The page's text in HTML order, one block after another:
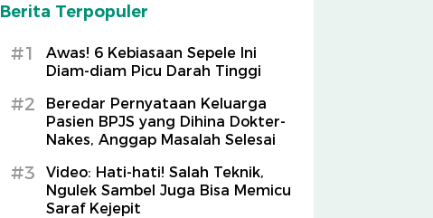
Berita Terpopuler
#1
Awas! 6 Kebiasaan Sepele Ini
Diam-diam Picu Darah Tinggi
#2
Beredar Pernyataan Keluarga
Pasien BPJS yang Dihina Dokter-
Nakes, Anggap Masalah Selesai
#3
Video: Hati-hati! Salah Teknik,
Ngulek Sambel Juga Bisa Memicu
Saraf Kejepit